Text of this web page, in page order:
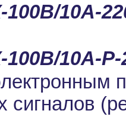
10А-
10А-Р-
сигналов